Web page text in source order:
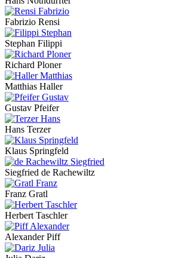
Fabrizio Rensi
Stephan Filippi
Richard Ploner
Matthias Haller
Gustav Pfeifer
Hans Terzer
Klaus Springfeld
Siegfried de Rachewiltz
Franz Gratl
Herbert Taschler
Alexander Piff